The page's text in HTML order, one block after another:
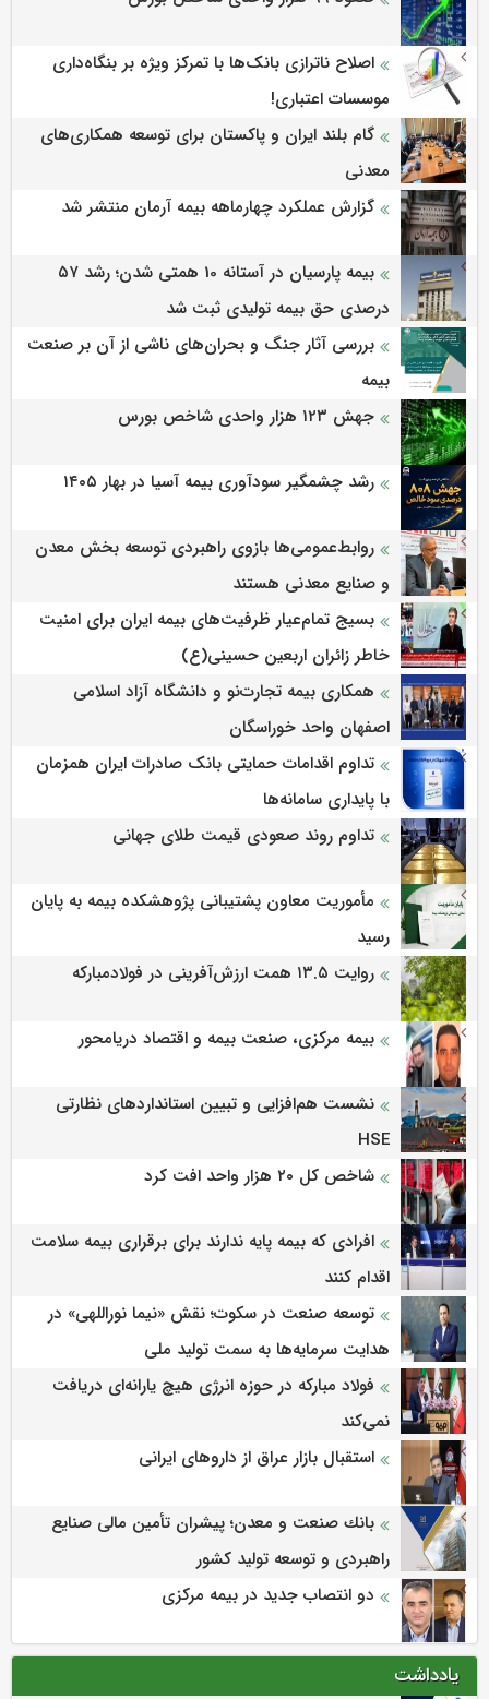
اصلاح ناترازی بانک‌ها با تمرکز ویژه بر بنگاه‌داری
موسسات اعتباری!
گام بلند ایران و پاکستان برای توسعه همکاری‌های
معدنی
گزارش عملکرد چهارماهه بیمه آرمان منتشر شد
بیمه پارسیان در آستانه 10 همتی شدن؛ رشد ۵۷
درصدی حق بیمه تولیدی ثبت شد
بررسی آثار جنگ و بحران‌های ناشی از آن بر صنعت
بیمه
جهش ۱۲۳ هزار واحدی شاخص بورس
رشد چشمگیر سودآوری بیمه آسیا در بهار ۱۴۰۵
روابط‌‌عمومی‌ها بازوی راهبردی توسعه بخش معدن
و صنایع معدنی هستند
بسیج تمام‌عیار ظرفیت‌های بیمه ایران برای امنیت
خاطر زائران اربعین حسینی(ع)
همکاری بیمه تجارت‌نو و دانشگاه آزاد اسلامی
اصفهان واحد خوراسگان
تداوم اقدامات حمایتی بانک صادرات ایران همزمان
با پایداری سامانه‌ها
تداوم روند صعودی قیمت طلای جهانی
مأموریت معاون پشتیبانی پژوهشكده بیمه به پایان
رسید
روایت ۱۳.۵ همت ارزش‌آفرینی در فولادمبارکه
بیمه مرکزی، صنعت بیمه و اقتصاد دریامحور
نشست هم‌افزایی و تبیین استانداردهای نظارتی
HSE
شاخص کل ۲۰ هزار واحد افت کرد
افرادی که بیمه پایه ندارند برای برقراری بیمه سلامت
اقدام کنند
توسعه صنعت در سکوت؛ نقش «نیما نوراللهی» در
هدایت سرمایه‌ها به سمت تولید ملی
فولاد مبارکه در حوزه انرژی هیچ یارانه‌ای دریافت
نمی‌کند
استقبال بازار عراق از داروهای ایرانی
بانك صنعت و معدن؛ پیشران تأمین مالی صنایع
راهبردی و توسعه تولید كشور
دو انتصاب جدید در بیمه مرکزی
یادداشت